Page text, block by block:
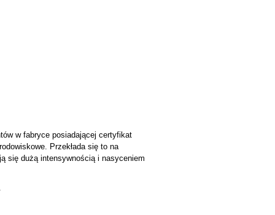
w fabryce posiadającej certyfikat
Przekłada się to na
się dużą intensywnością i nasyceniem